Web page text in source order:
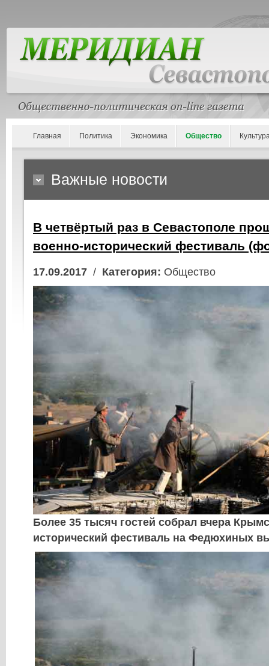
Главная Политика Экономика Общество
Важные новости
В четвёртый раз в Севастополе
военно-исторический фестиваль
17.09.2017 / Категория: Общество
Более 35 тысяч гостей собрал вчера
исторический фестиваль на Федюхиных